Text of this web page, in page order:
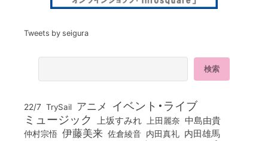
Tweets by seigura
22/7 TrySail アニメ イベント・ライブ
ミュージック 上坂すみれ 上田麗奈 中島由貴
仲村宗悟 伊藤美来 佐倉綾音 内田真礼 内田雄馬